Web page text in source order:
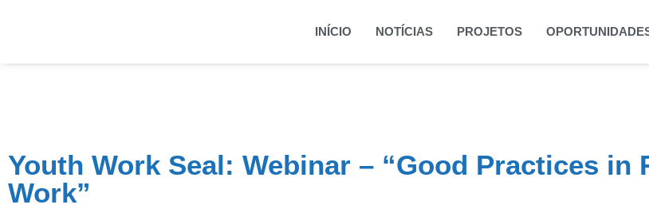
INÍCIO NOTÍCIAS PROJETOS
Youth Work Seal: Webinar – “Good Practices in
Work”